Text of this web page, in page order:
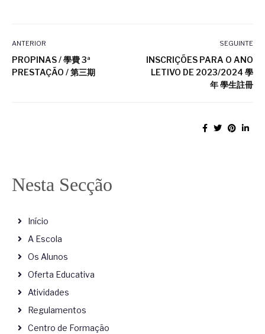
ANTERIOR
PROPINAS / 學費 3ª
PRESTAÇÃO / 第三期
SEGUINTE
INSCRIÇÕES PARA O ANO
LETIVO DE 2023/2024 學
年 學生註冊
Nesta Secção
Início
A Escola
Os Alunos
Oferta Educativa
Atividades
Regulamentos
Centro de Formação